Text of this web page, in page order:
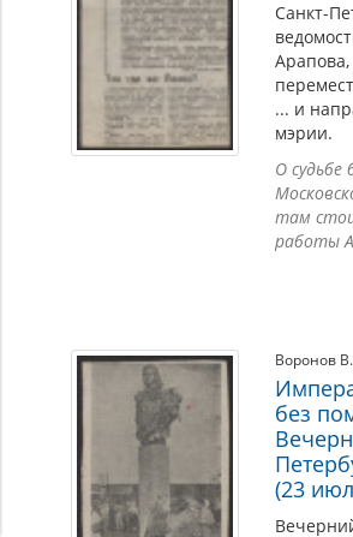
Санкт-
... и
мэрии.
О
там
работы
Воронов В.
без
(23